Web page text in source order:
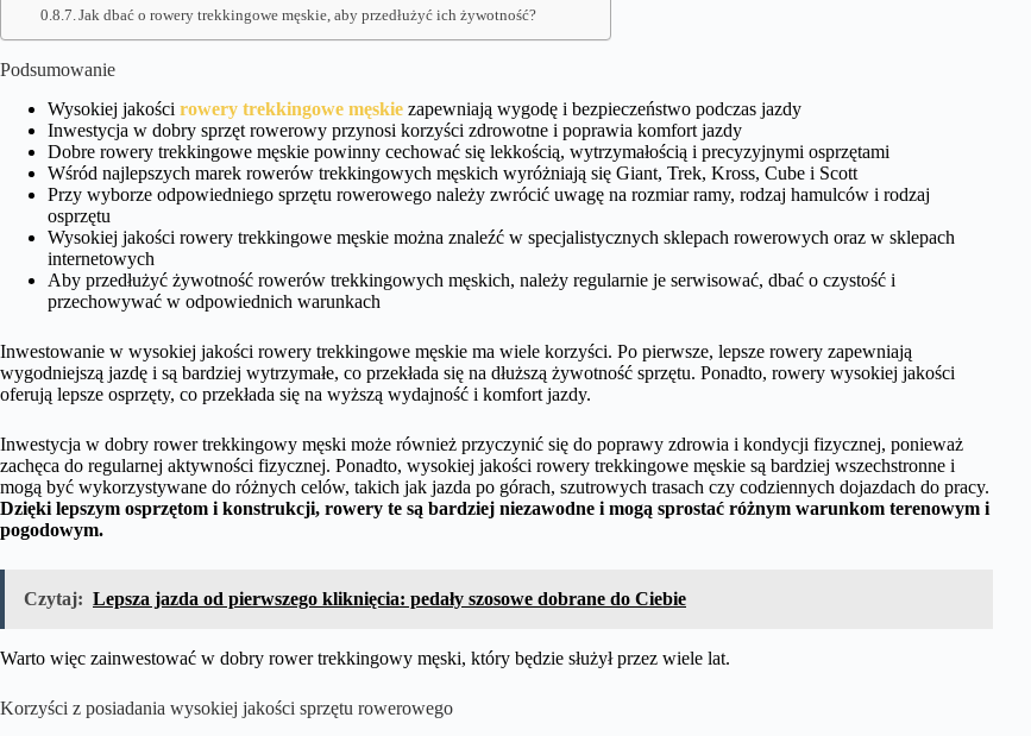
Jak dbać o rowery trekkingowe męskie, aby przedłużyć ich żywotność?
Podsumowanie
Wysokiej jakości rowery trekkingowe męskie zapewniają wygodę i bezpieczeństwo podczas jazdy
Inwestycja w dobry sprzęt rowerowy przynosi korzyści zdrowotne i poprawia komfort jazdy
Dobre rowery trekkingowe męskie powinny cechować się lekkością, wytrzymałością i precyzyjnymi osprzętami
Wśród najlepszych marek rowerów trekkingowych męskich wyróżniają się Giant, Trek, Kross, Cube i Scott
Przy wyborze odpowiedniego sprzętu rowerowego należy zwrócić uwagę na rozmiar ramy, rodzaj hamulców i rodzaj
osprzętu
Wysokiej jakości rowery trekkingowe męskie można znaleźć w specjalistycznych sklepach rowerowych oraz w sklepach
internetowych
Aby przedłużyć żywotność rowerów trekkingowych męskich, należy regularnie je serwisować, dbać o czystość i
przechowywać w odpowiednich warunkach
Inwestowanie w wysokiej jakości rowery trekkingowe męskie ma wiele korzyści. Po pierwsze, lepsze rowery zapewniają
wygodniejszą jazdę i są bardziej wytrzymałe, co przekłada się na dłuższą żywotność sprzętu. Ponadto, rowery wysokiej jakości
oferują lepsze osprzęty, co przekłada się na wyższą wydajność i komfort jazdy.
Inwestycja w dobry rower trekkingowy męski może również przyczynić się do poprawy zdrowia i kondycji fizycznej, ponieważ
zachęca do regularnej aktywności fizycznej. Ponadto, wysokiej jakości rowery trekkingowe męskie są bardziej wszechstronne i
mogą być wykorzystywane do różnych celów, takich jak jazda po górach, szutrowych trasach czy codziennych dojazdach do pracy.
Dzięki lepszym osprzętom i konstrukcji, rowery te są bardziej niezawodne i mogą sprostać różnym warunkom terenowym i
pogodowym.
Czytaj: Lepsza jazda od pierwszego kliknięcia: pedały szosowe dobrane do Ciebie
Warto więc zainwestować w dobry rower trekkingowy męski, który będzie służył przez wiele lat.
Korzyści z posiadania wysokiej jakości sprzętu rowerowego